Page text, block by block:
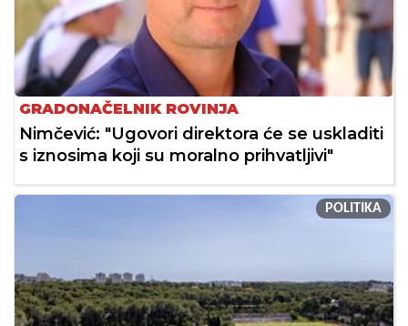
GRADONAČELNIK ROVINJA
Nimčević: "Ugovori direktora će se uskladiti
s iznosima koji su moralno prihvatljivi"
POLITIKA